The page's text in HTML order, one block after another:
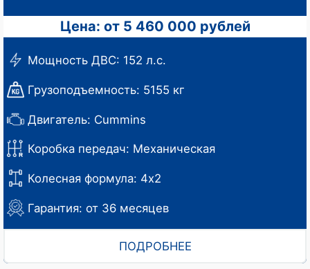
Цена: от 5 460 000 рублей
Мощность ДВС: 152 л.с.
Грузоподъемность: 5155 кг
Двигатель: Cummins
Коробка передач: Механическая
Колесная формула: 4х2
Гарантия: от 36 месяцев
ПОДРОБНЕЕ